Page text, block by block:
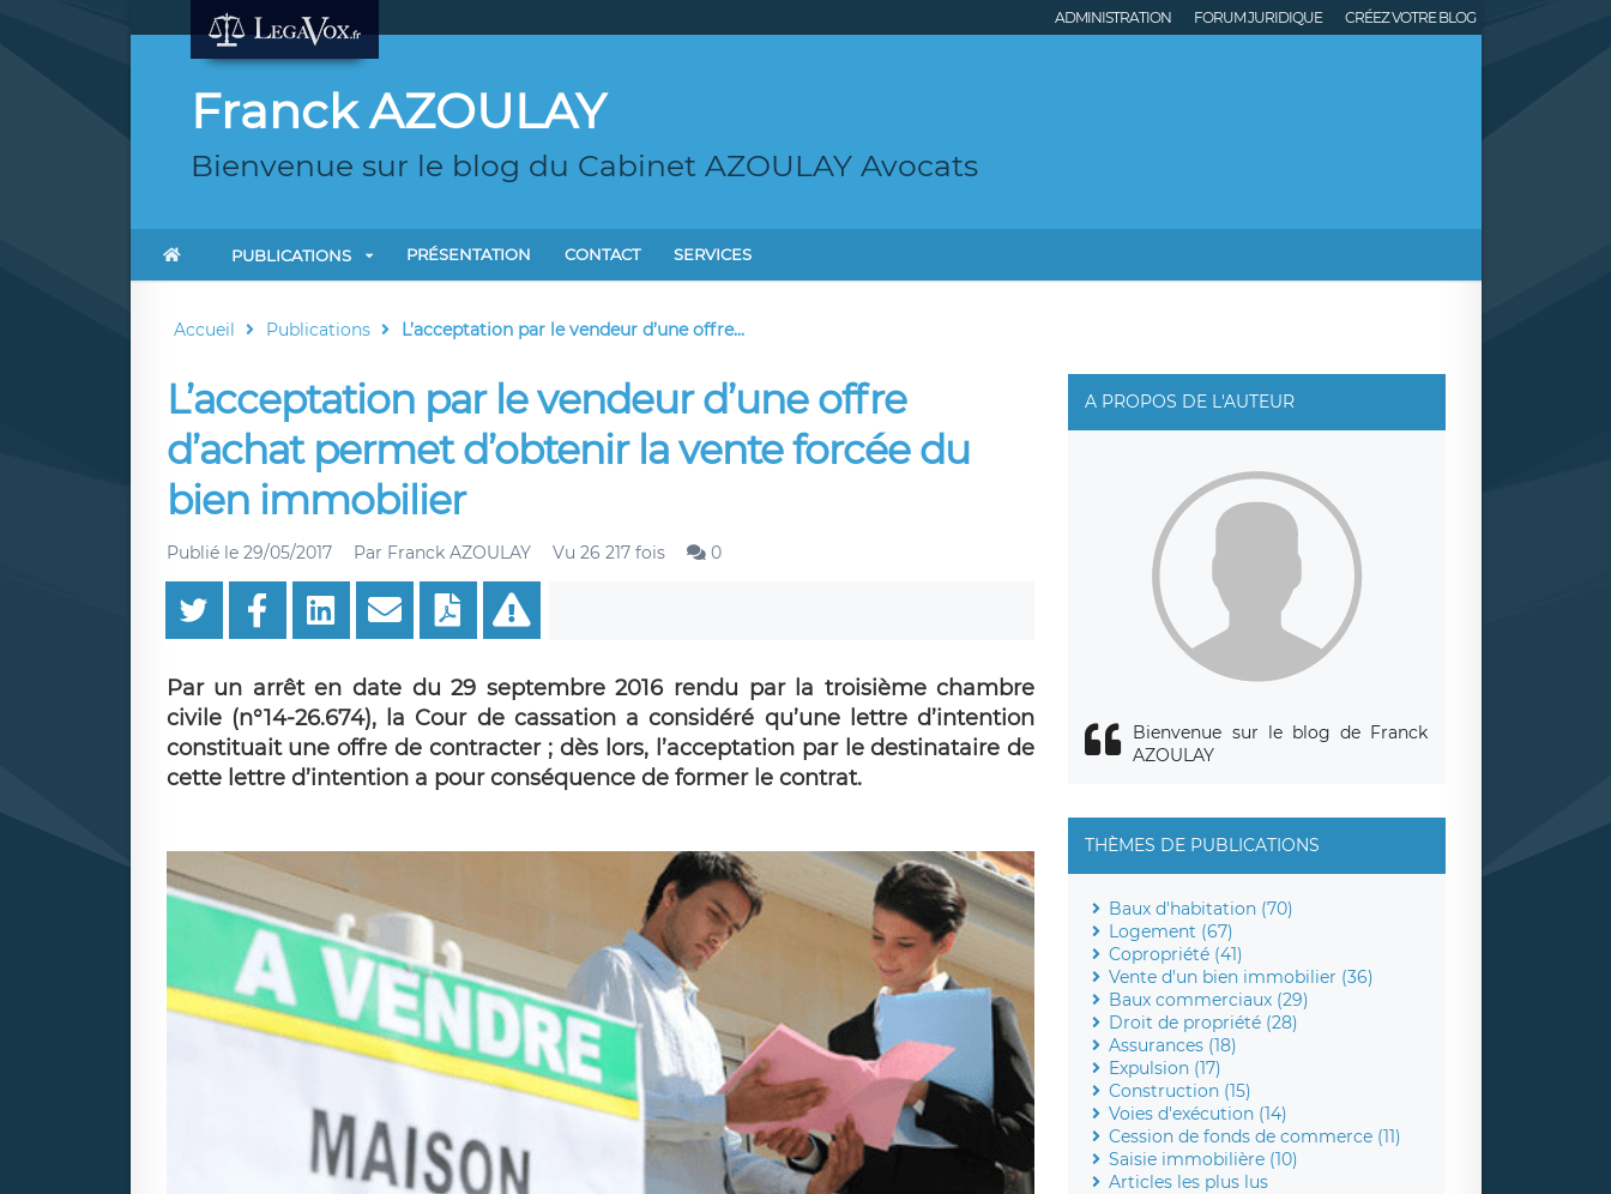
ADMINISTRATION FORUM JURIDIQUE CRÉEZ VOTRE BLOG
Franck AZOULAY
Bienvenue sur le blog du Cabinet AZOULAY Avocats
PUBLICATIONS PRÉSENTATION CONTACT SERVICES
Accueil Publications L’acceptation par le vendeur d’une offre...
L’acceptation par le vendeur d’une offre
d’achat permet d’obtenir la vente forcée du
bien immobilier
Publié le 29/05/2017 Par Franck AZOULAY Vu 26 217 fois 0
Par un arrêt en date du 29 septembre 2016 rendu par la troisième chambre
civile (n°14-26.674), la Cour de cassation a considéré qu’une lettre d’intention
constituait une offre de contracter ; dès lors, l’acceptation par le destinataire de
cette lettre d’intention a pour conséquence de former le contrat.
A PROPOS DE L'AUTEUR
Bienvenue sur le blog de Franck
AZOULAY
THÈMES DE PUBLICATIONS
Baux d'habitation (70)
Logement (67)
Copropriété (41)
Vente d'un bien immobilier (36)
Baux commerciaux (29)
Droit de propriété (28)
Assurances (18)
Expulsion (17)
Construction (15)
Voies d'exécution (14)
Cession de fonds de commerce (11)
Saisie immobilière (10)
Articles les plus lus